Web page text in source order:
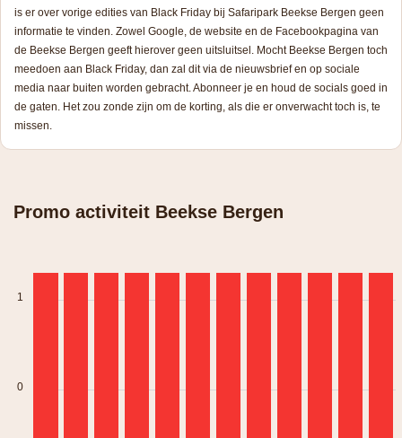
is er over vorige edities van Black Friday bij Safaripark Beekse Bergen geen
informatie te vinden. Zowel Google, de website en de Facebookpagina van
de Beekse Bergen geeft hierover geen uitsluitsel. Mocht Beekse Bergen toch
meedoen aan Black Friday, dan zal dit via de nieuwsbrief en op sociale
media naar buiten worden gebracht. Abonneer je en houd de socials goed in
de gaten. Het zou zonde zijn om de korting, als die er onverwacht toch is, te
missen.
Promo activiteit Beekse Bergen
1
0